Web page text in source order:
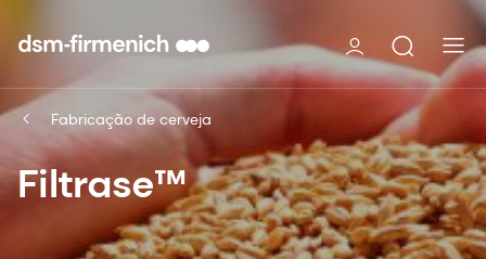
Fabricação de cerveja
Filtrase™